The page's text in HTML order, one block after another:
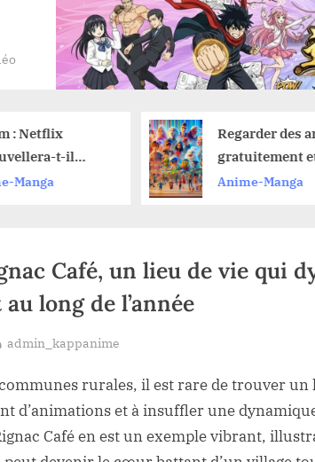
t-il
une
Regarder des
gratuitement et
toute légalité : nos
astuces pour ne
Anime-Manga
Café, un lieu de vie qui
long de l’année
By
admin_kappanime
rurales, il est rare de trouver
d’animations et à insuffler une
Café en est un exemple vibrant,